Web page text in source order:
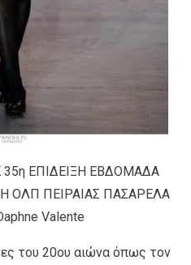
35η ΕΠΙΔΕΙΞΗ ΕΒΔΟΜΑΔΑ
ΟΛΠ ΠΕΙΡΑΙΑΣ ΠΑΣΑΡΕΛΑ
Valente
του 20ου αιώνα όπως τον